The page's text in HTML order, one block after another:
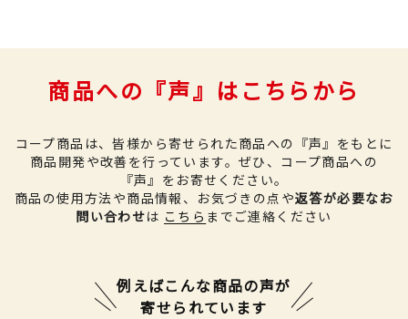
商品への『声』はこちらから
コープ商品は、皆様から寄せられた商品への『声』をもとに
商品開発や改善を行っています。 ぜひ、コープ商品への
『声』をお寄せください。
商品の使用方法や商品情報、お気づきの点や返答が必要なお
問い合わせは こちら までご連絡ください
例えばこんな商品の声が
寄せられています